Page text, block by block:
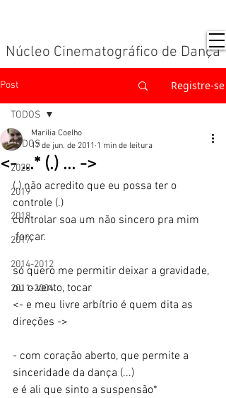
Núcleo Cinematográfico de Dança
Post Registre-se
TODOS
2020
2019
2018
2017
2014-2012
2011-2004
TODOS
<- ...* (.) ... ->
Marília Coelho
17 de jun. de 2011 1 min de leitura
(.) não acredito que eu possa ter o
controle (.)
controlar soa um não sincero pra mim
.forçar.
só quero me permitir deixar a gravidade,
ou o vento, tocar
<- e meu livre arbítrio é quem dita as
direções ->
- com coração aberto, que permite a
sinceridade da dança (...)
e é ali que sinto a suspensão*